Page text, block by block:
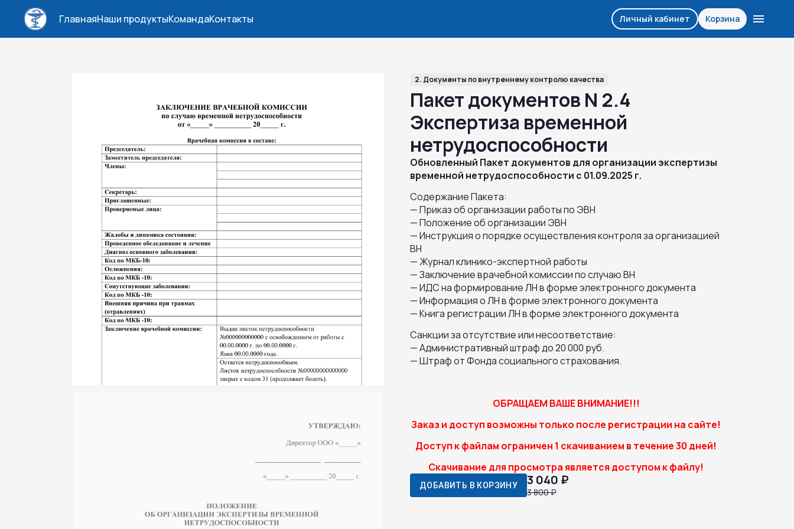
ГлавнаяНаши продуктыКомандаКонтакты Личный кабинет Корзина
2. Документы по внутреннему контролю качества
Пакет документов N 2.4
Экспертиза временной
нетрудоспособности
Обновленный Пакет документов для организации экспертизы
временной нетрудоспособности с 01.09.2025 г.
Содержание Пакета:
— Приказ об организации работы по ЭВН
— Положение об организации ЭВН
— Инструкция о порядке осуществления контроля за организацией
ВН
— Журнал клинико-экспертной работы
— Заключение врачебной комиссии по случаю ВН
— ИДС на формирование ЛН в форме электронного документа
— Информация о ЛН в форме электронного документа
— Книга регистрации ЛН в форме электронного документа
Санкции за отсутствие или несоответствие:
— Административный штраф до 20 000 руб.
— Штраф от Фонда социального страхования.
ОБРАЩАЕМ ВАШЕ ВНИМАНИЕ!!!
Заказ и доступ возможны только после регистрации на сайте!
Доступ к файлам ограничен 1 скачиванием в течение 30 дней!
Скачивание для просмотра является доступом к файлу!
3 040 ₽
3 800 ₽
ДОБАВИТЬ В КОРЗИНУ